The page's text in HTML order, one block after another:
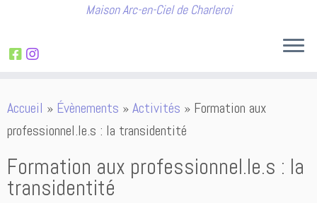
au
contenu
Maison Arc-en-Ciel de Charleroi
Accueil » Évènements »Activités » Formation aux
professionnel.le.s : la transidentité
Formation aux professionnel.le.s : la
transidentité